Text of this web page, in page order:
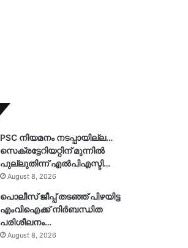
PSC നിയമനം നടപ്പായില്ല…
സെക്രട്ടേറിയറ്റിന് മുന്നിൽ
പുല്ലുതിന്ന് എൽപിഎസ്ടി…
August 8, 2026
പൊലീസ് ജീപ്പ് തടഞ്ഞ് പിഴയിട്ട
എംവിഐക്ക് നിർബന്ധിത
പരിശീലനം…
August 8, 2026